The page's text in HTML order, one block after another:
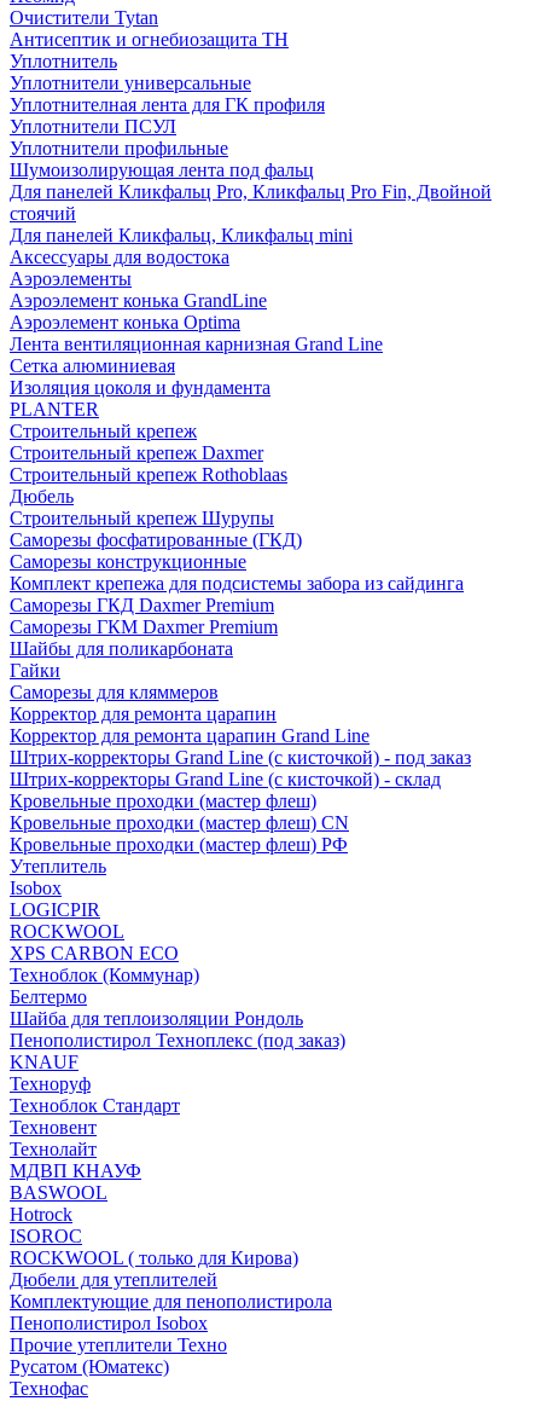
Очистители Tytan
Антисептик и огнебиозащита ТН
Уплотнитель
Уплотнители универсальные
Уплотнителная лента для ГК профиля
Уплотнители ПСУЛ
Уплотнители профильные
Шумоизолирующая лента под фальц
Для панелей Кликфальц Pro, Кликфальц Pro Fin, Двойной
стоячий
Для панелей Кликфальц, Кликфальц mini
Аксессуары для водостока
Аэроэлементы
Аэроэлемент конька GrandLine
Аэроэлемент конька Optima
Лента вентиляционная карнизная Grand Line
Сетка алюминиевая
Изоляция цоколя и фундамента
PLANTER
Строительный крепеж
Строительный крепеж Daxmer
Строительный крепеж Rothoblaas
Дюбель
Строительный крепеж Шурупы
Саморeзы фосфатированные (ГКД)
Саморезы конструкционные
Комплект крепежа для подсистемы забора из сайдинга
Саморезы ГКД Daxmer Premium
Саморезы ГКМ Daxmer Premium
Шайбы для поликарбоната
Гайки
Саморезы для кляммеров
Корректор для ремонта царапин
Корректор для ремонта царапин Grand Line
Штрих-корректоры Grand Line (с кисточкой) - под заказ
Штрих-корректоры Grand Line (с кисточкой) - склад
Кровельные проходки (мастер флеш)
Кровельные проходки (мастер флеш) CN
Кровельные проходки (мастер флеш) РФ
Утеплитель
Isobox
LOGICPIR
ROCKWOOL
XPS CARBON ECO
Техноблок (Коммунар)
Белтермо
Шайба для теплоизоляции Рондоль
Пенополистирол Техноплекс (под заказ)
KNАUF
Технoруф
Техноблок Стандарт
Техновент
Технолайт
МДВП КНАУФ
BASWOOL
Hotrock
ISOROC
ROCKWOOL ( только для Кирова)
Дюбели для утеплителей
Комплектующие для пенополистирола
Пенополистирол Isobox
Прочие утеплители Техно
Русатом (Юматекс)
Технофас